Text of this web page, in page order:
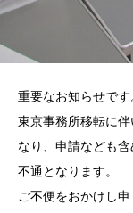
重要なお知らせです
東京事務所移転に
なり、申請なども
不通となります。
ご不便をおかけし